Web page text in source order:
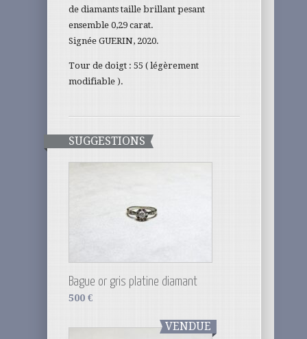
de diamants taille brillant pesant
ensemble 0,29 carat.
Signée GUERIN, 2020.
Tour de doigt : 55 ( légèrement
modifiable ).
SUGGESTIONS
Bague or gris platine diamant
500 €
VENDUE